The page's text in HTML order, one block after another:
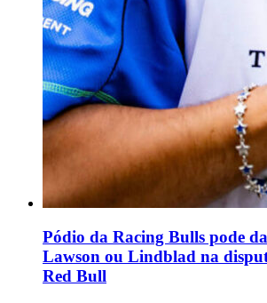
Pódio da Racing Bulls pode
Lawson ou Lindblad na
Red Bull